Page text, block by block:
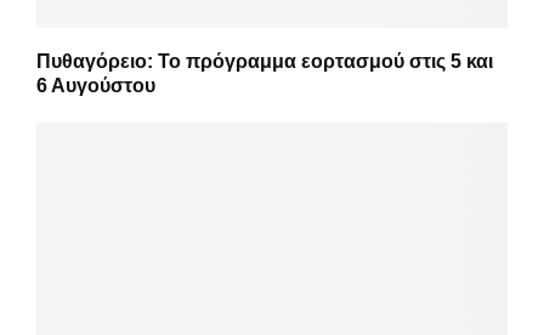
Πυθαγόρειο: Το πρόγραμμα εορτασμού στις 5 και
6 Αυγούστου